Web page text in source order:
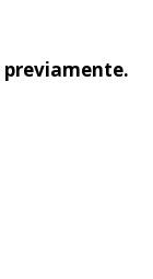
previamente.